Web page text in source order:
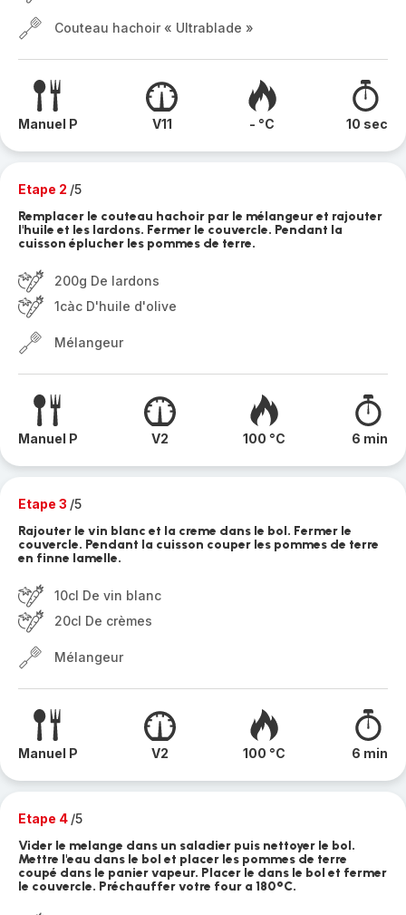
Couteau hachoir « Ultrablade »
Manuel P V11 - °C 10 sec
Etape 2 /5
Remplacer le couteau hachoir par le mélangeur et rajouter
l'huile et les lardons. Fermer le couvercle. Pendant la
cuisson éplucher les pommes de terre.
200g De lardons
1càc D'huile d'olive
Mélangeur
Manuel P V2 100 °C 6 min
Etape 3 /5
Rajouter le vin blanc et la creme dans le bol. Fermer le
couvercle. Pendant la cuisson couper les pommes de terre
en finne lamelle.
10cl De vin blanc
20cl De crèmes
Mélangeur
Manuel P V2 100 °C 6 min
Etape 4 /5
Vider le melange dans un saladier puis nettoyer le bol.
Mettre l'eau dans le bol et placer les pommes de terre
coupé dans le panier vapeur. Placer le dans le bol et fermer
le couvercle. Préchauffer votre four a 180°C.